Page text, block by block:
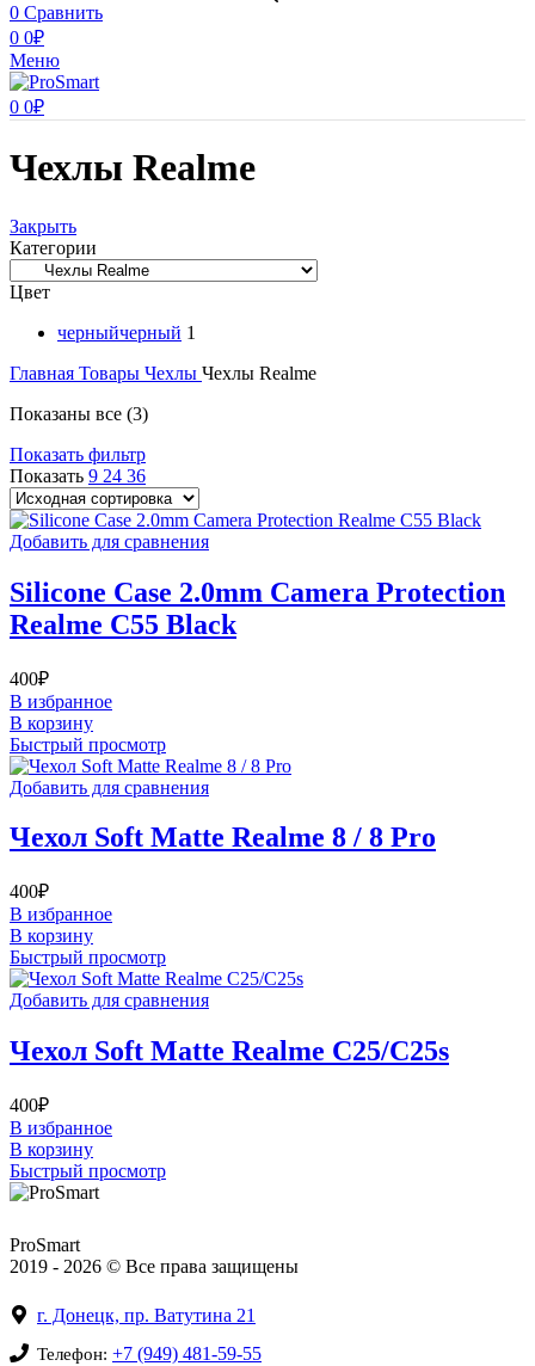
0 Сравнить
0 0₽
Меню
0 0₽
Чехлы Realme
Закрыть
Категории
Цвет
черныйчерный 1
Главная Товары Чехлы Чехлы Realme
Показаны все (3)
Показать фильтр
Показать 9 24 36
Добавить для сравнения
Silicone Case 2.0mm Camera Protection
Realme C55 Black
400₽
В избранное
В корзину
Быстрый просмотр
Добавить для сравнения
Чехол Soft Matte Realme 8 / 8 Pro
400₽
В избранное
В корзину
Быстрый просмотр
Добавить для сравнения
Чехол Soft Matte Realme C25/C25s
400₽
В избранное
В корзину
Быстрый просмотр
ProSmart
2019 - 2026 © Все права защищены
г. Донецк, пр. Ватутина 21
Телефон: +7 (949) 481-59-55